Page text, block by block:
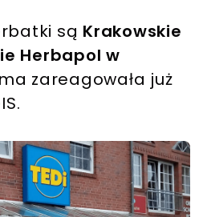
są Krakowskie
Herbapol w
zareagowała już